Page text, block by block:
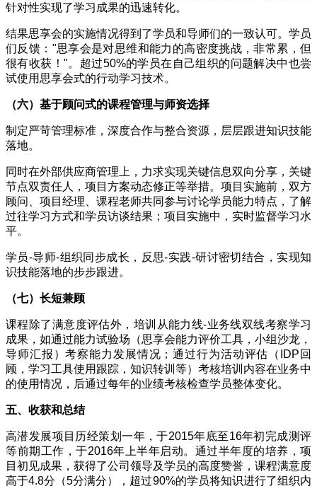
针对性实现了学习成果的迅速转化。
结果思享会的实施情况得到了学员和导师们的一致认可。学员
们反馈： "思享会是对思维和能力的高密度挑战，非常累，但
很有收获！ "。超过50%的学员在自己组织的问题解决中也尝
试使用思享会式的行动学习技术。
（六）基于顾问式的课程管理与师资选择
制定严苛管理标准，深度合作与整合资源，层层跟进知识技能
落地。
同时在外部供应商管理上，力求实现关键信息双向分享，关键
节点双责任人，项目方案动态修正等举措。项目实施前，双方
顾问、项目经理、课程老师共同参与讨论学员能力特点，了解
过往学习方式和学员访谈结果；项目实施中，实时监督学习水
平。
学员-导师-组织同步成长，反思-实践-研讨密切结合，实现知
识技能落地的步步跟进。
（七）长短兼顾
课程除了满意度评估外，培训从能力线-业务线双线考察学习
成果，如通过能力试验场（思享会能力评价工具，小组沙龙，
导师汇报）考察能力发展情况；通过行为活动评估（ IDP 回
顾，学习工具使用跟踪，知识转训等）考核培训内容在业务中
的使用情况，后通过每年的业绩考核检查学员整体变化。
五、收获和总结
高潜发展项目历经策划一年，于2015年底至16年初完成测评
等前期工作，于2016年上半年启动。通过半年度的培养，项
目初见成果，获得了公司领导及学员的高度赞誉，课程满意度
高于4.8分（5分满分），超过90%的学员将知识进行了组织内